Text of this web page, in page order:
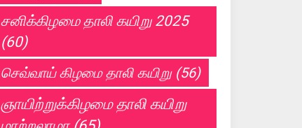
சனிக்கிழமை தாலி கயிறு 2025
(60)
செவ்வாய் கிழமை தாலி கயிறு(56)
ஞாயிற்றுக்கிழமை தாலி கயிறு